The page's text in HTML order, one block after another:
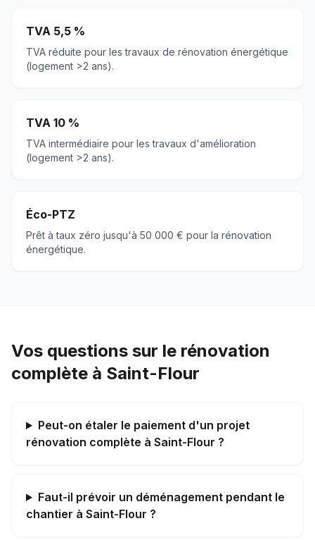
TVA 5,5 %
TVA réduite pour les travaux de rénovation énergétique
(logement >2 ans).
TVA 10 %
TVA intermédiaire pour les travaux d'amélioration
(logement >2 ans).
Éco-PTZ
Prêt à taux zéro jusqu'à 50 000 € pour la rénovation
énergétique.
Vos questions sur le rénovation
complète à Saint-Flour
Peut-on étaler le paiement d'un projet
rénovation complète à Saint-Flour ?
Faut-il prévoir un déménagement pendant le
chantier à Saint-Flour ?